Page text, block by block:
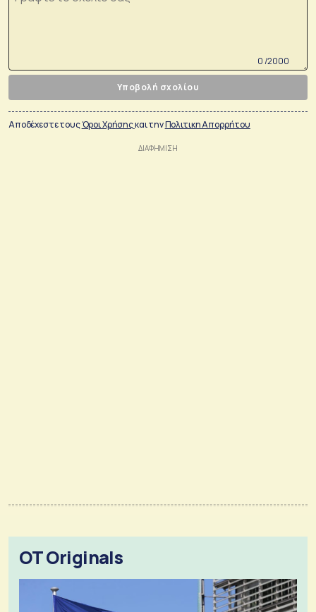
0 /2000
Υποβολή σχολίου
Αποδέχεστε τουςΌροι Χρήσηςκαι τηνΠολιτικη Απορρήτου
OT Originals